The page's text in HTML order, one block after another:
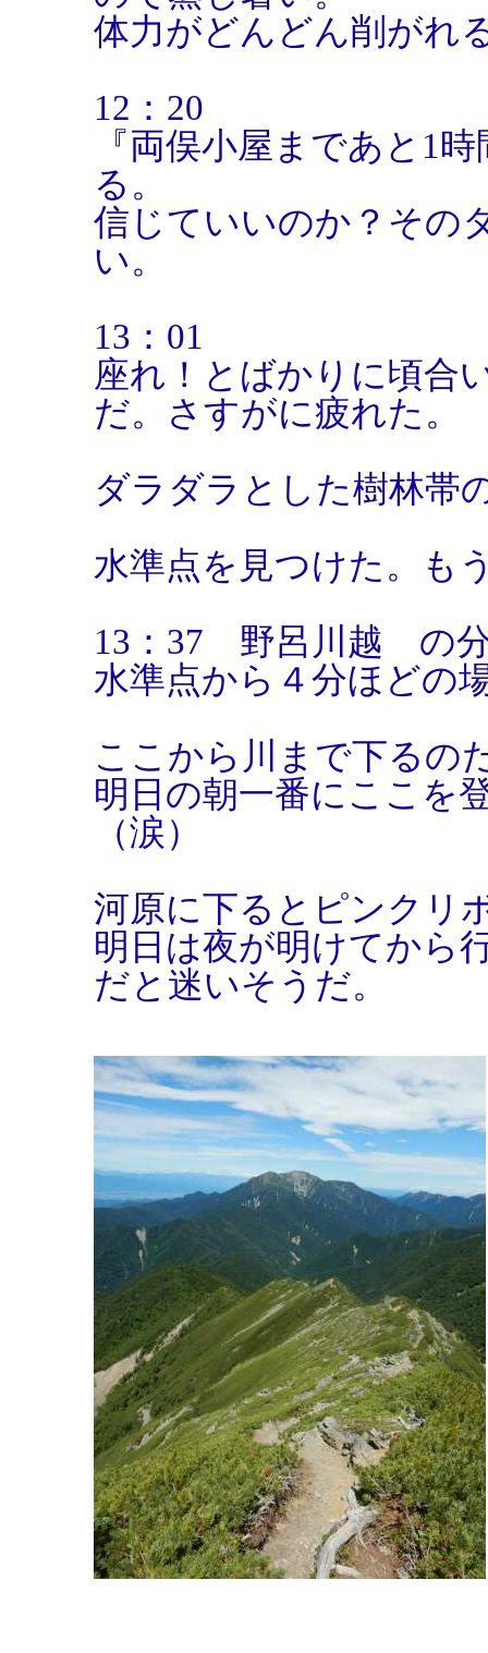
体力がどんどん削がれ
12：20
『両俣小屋まであと1
る。
信じていいのか？その
い。
13：01
座れ！とばかりに頃合
だ。さすがに疲れた。
ダラダラとした樹林帯
水準点を見つけた。も
13：37 野呂川越 の
水準点から４分ほどの
ここから川まで下るの
明日の朝一番にここを
（涙）
河原に下るとピンクリ
明日は夜が明けてから
だと迷いそうだ。